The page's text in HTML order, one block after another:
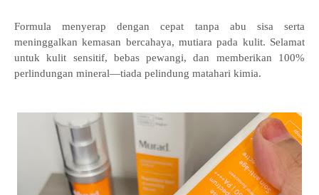
Formula menyerap dengan cepat tanpa abu sisa serta
meninggalkan kemasan bercahaya, mutiara pada kulit. Selamat
untuk kulit sensitif, bebas pewangi, dan memberikan 100%
perlindungan mineral—tiada pelindung matahari kimia.